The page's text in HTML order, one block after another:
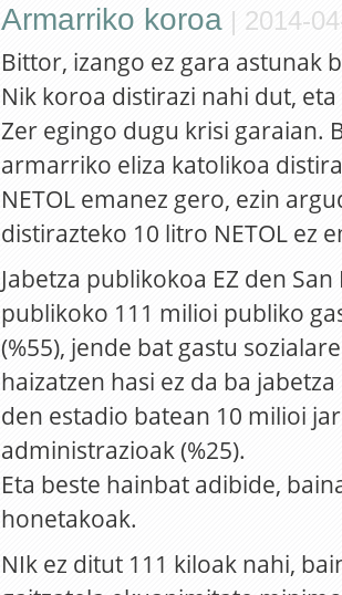
Armarriko koroa | 2014-
Bittor, izango ez gara astunak
Nik koroa distirazi nahi dut,
Zer egingo dugu krisi garaian.
armarriko eliza katolikoa
NETOL emanez gero, ezin
distirazteko 10 litro NETOL ez
Jabetza publikokoa EZ den
publikoko 111 milioi publiko
(%55), jende bat gastu
haizatzen hasi ez da ba
den estadio batean 10 milioi
administrazioak (%25).
Eta beste hainbat adibide,
honetakoak.
NIk ez ditut 111 kiloak nahi,